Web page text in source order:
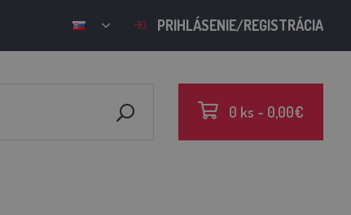
PRIHLÁSENIE/REGISTRÁCIA
0 ks - 0,00€